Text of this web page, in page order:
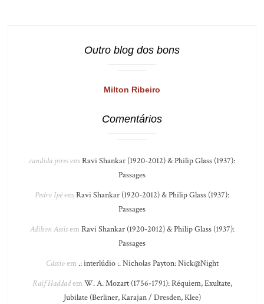
Outro blog dos bons
Milton Ribeiro
Comentários
candida piresem Ravi Shankar (1920-2012) & Philip Glass (1937):
Passages
Pedro Ipêem Ravi Shankar (1920-2012) & Philip Glass (1937):
Passages
Adilson Assisem Ravi Shankar (1920-2012) & Philip Glass (1937):
Passages
Cássioem .: interlúdio :. Nicholas Payton: Nick@Night
Raif Haddadem W. A. Mozart (1756-1791): Réquiem, Exultate,
Jubilate (Berliner, Karajan / Dresden, Klee)